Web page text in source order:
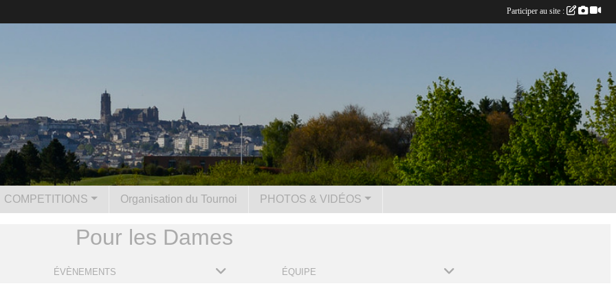
COMPETITIONS Organisation du Tournoi PHOTOS & VIDÉOS
Pour les Dames
ÉVÈNEMENTS ÉQUIPE
Participer au site :